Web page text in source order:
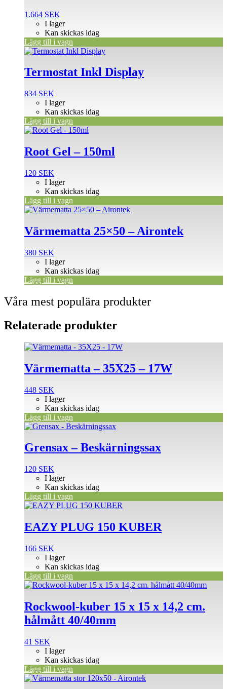
1.664 SEK
I lager
Kan skickas idag
Lägg till i vagn
Termostat Inkl Display
834 SEK
I lager
Kan skickas idag
Lägg till i vagn
Root Gel – 150ml
120 SEK
I lager
Kan skickas idag
Lägg till i vagn
Värmematta 25×50 – Airontek
380 SEK
I lager
Kan skickas idag
Lägg till i vagn
Våra mest populära produkter
Relaterade produkter
Värmematta – 35X25 – 17W
448 SEK
I lager
Kan skickas idag
Lägg till i vagn
Grensax – Beskärningssax
120 SEK
I lager
Kan skickas idag
Lägg till i vagn
EAZY PLUG 150 KUBER
166 SEK
I lager
Kan skickas idag
Lägg till i vagn
Rockwool-kuber 15 x 15 x 14,2 cm.
hålmått 40/40mm
41 SEK
I lager
Kan skickas idag
Lägg till i vagn